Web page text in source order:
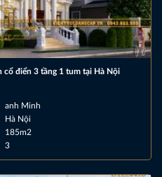
cổ điển 3 tầng 1 tum tại Hà Nội
anh Minh
Hà Nội
185m2
3